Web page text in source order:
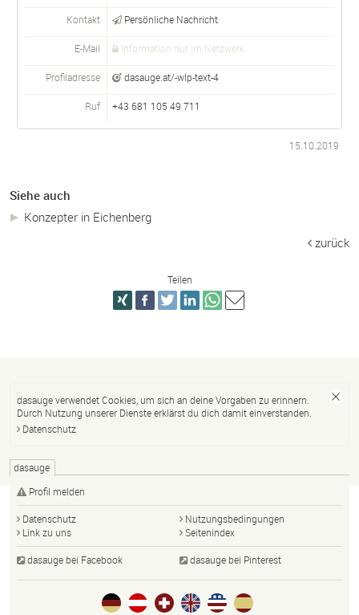
Kontakt Persönliche Nachricht
E-Mail Information nur im Netzwerk
Profiladresse dasauge.at/-wlp-text-4
Ruf +43 681 105 49 711
15.10.2019
Siehe auch
Konzepter in Eichenberg
zurück
Teilen
dasauge verwendet Cookies, um sich an deine Vorgaben zu erinnern.
Durch Nutzung unserer Dienste erklärst du dich damit einverstanden.
Datenschutz
dasauge
Profil melden
Datenschutz
Nutzungsbedingungen
Link zu uns
Seitenindex
dasauge bei Facebook dasauge bei Pinterest